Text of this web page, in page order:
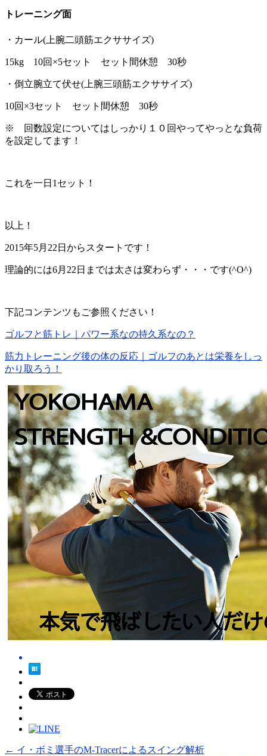
トレーニング面
・カール(上腕二頭筋エクササイズ)
15kg 10回×5セット セット間休憩 30秒
・倒立腕立て伏せ(上腕三頭筋エクササイズ)
10回×3セット セット間休憩 30秒
※ 回数設定についてはしっかり１０回やってやっとな負荷
を設定してます！
これを一日1セット！
以上！
2015年5月22日からスタートです！
理論的には6月22日までは太さは変わらず・・・です(^O^)
下記コンテンツもご参照ください！
ゴルフと筋トレ｜パワー系なの持久系なの？
筋力トレーニング後の体の反応｜ゴルフのあとは栄養をしっ
かり取ろう！
← イ・ボミ選手のM-Tracerによるスイング解析